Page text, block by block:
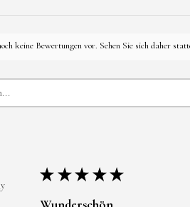
keine Bewertungen vor. Sehen Sie sich daher
★ ★ ★ ★ ★